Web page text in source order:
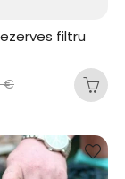
filtru
€